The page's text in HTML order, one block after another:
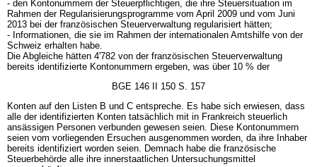
- den Kontonummern der Steuerpflichtigen, die ihre Steuersituation im
Rahmen der Regularisierungsprogramme vom April 2009 und vom Juni
2013 bei der französischen Steuerverwaltung regularisiert hätten;
- Informationen, die sie im Rahmen der internationalen Amtshilfe von der
Schweiz erhalten habe.
Die Abgleiche hätten 4'782 von der französischen Steuerverwaltung
bereits identifizierte Kontonummern ergeben, was über 10 % der
BGE 146 II 150 S. 157
Konten auf den Listen B und C entspreche. Es habe sich erwiesen, dass
alle der identifizierten Konten tatsächlich mit in Frankreich steuerlich
ansässigen Personen verbunden gewesen seien. Diese Kontonummern
seien vom vorliegenden Ersuchen ausgenommen worden, da ihre Inhaber
bereits identifiziert worden seien. Demnach habe die französische
Steuerbehörde alle ihre innerstaatlichen Untersuchungsmittel